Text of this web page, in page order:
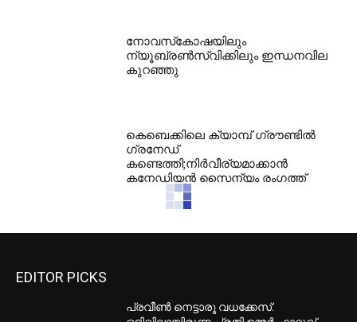
നോവസ്‌കോഷയിലും
ന്യൂബ്രണ്‍സ്വിക്കിലും ഇന്ധനവില
കുറഞ്ഞു
കെബെക്കിലെ ക്യാമ്പ് ഗ്രൗണ്ടില്‍
ഗ്രനേഡ്
കണ്ടെത്തി;നിര്‍വീര്യമാക്കാന്‍
കനേഡിയന്‍ സൈന്യം രംഗത്ത്
EDITOR PICKS
പ്രവീൺ നെട്ടാരൂ വധക്കേസ്: